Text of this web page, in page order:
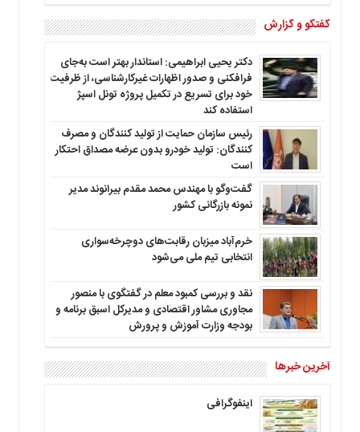
گفتگو و گزارش
دکتر یحیی ابراهیمی: استاندار بهتر است به‌جای
فرافکنی و صدور اظهارات غیرکارشناسی، از ظرفیت
خود برای تسریع در تکمیل پروژه تونل اسپژ
استفاده کند
رئیس سازمان حمایت از تولید کنندگان و مصرف
کنندگان: تولید خودرو بدون عرضه مصداق احتکار
است
گفت‌وگو با مهندس محمد مقدم بیرانوند مدیر
نمونه بازرگانی کشور
خرم‌آباد میزبان رقابت‌های دوچرخه‌سواری
انتخابی تیم ملی می‌شود
نقد و بررسی کمبود معلم در گفتگوی با منصور
مجاوری مشاور اقتصادی و مدیرکل اسبق برنامه و
بودجه وزارت آموزش و پرورش
آخرین خبرها
اینفوگرافی